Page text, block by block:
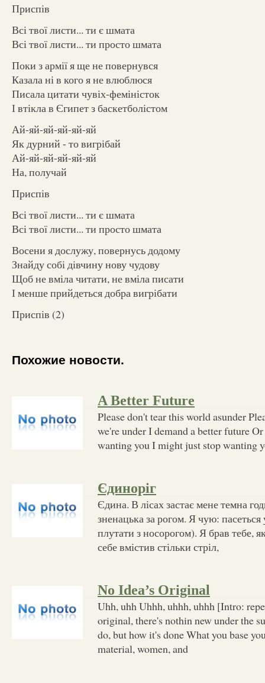
Приспів
Всі твої листи... ти є шмата
Всі твої листи... ти просто шмата
Поки з армії я ще не повернувся
Казала ні в кого я не влюблюся
Писала цитати чувіх-феміністок
І втікла в Єгипет з баскетболістом
Ай-яй-яй-яй-яй-яй
Як дурний - то вигрібай
Ай-яй-яй-яй-яй-яй
На, получай
Приспів
Всі твої листи... ти є шмата
Всі твої листи... ти просто шмата
Восени я дослужу, повернусь додому
Знайду собі дівчину нову чудову
Щоб не вміла читати, не вміла писати
І менше прийдеться добра вигрібати
Приспів (2)
Похожие новости.
A Better Future
Please don't tear this world asunder
we're under I demand a better future
wanting you I might just stop wanting
Єдиноріг
Єдина. В лісах застає мене темна
зненацька за рогом. Я чую: пасеться
плутати з носорогом). Я брав тебе,
себе вмістив стільки стріл,
No Idea’s Original
Uhh, uhh Uhhh, uhhh, uhhh [Intro:
original, there's nothin new under the
do, but how it's done What you base
material, women, and